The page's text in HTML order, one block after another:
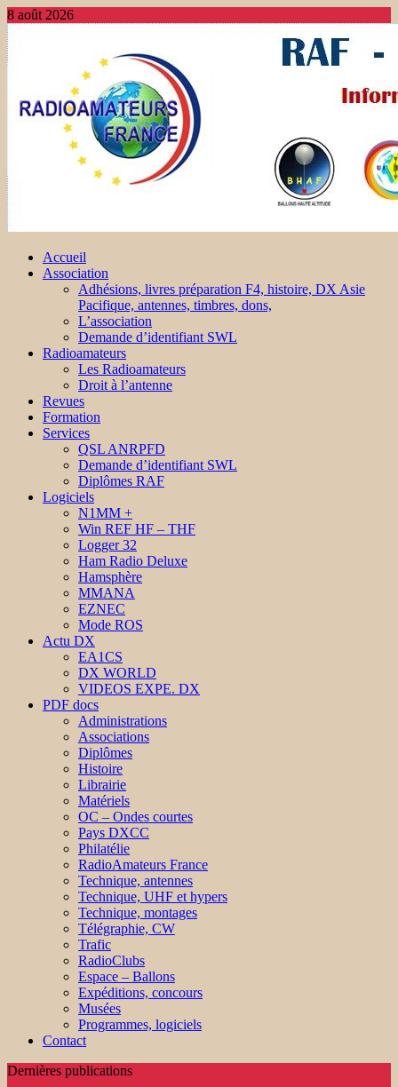
8 août 2026
Accueil
Association
Adhésions, livres préparation F4, histoire, DX Asie
Pacifique, antennes, timbres, dons,
L’association
Demande d’identifiant SWL
Radioamateurs
Les Radioamateurs
Droit à l’antenne
Revues
Formation
Services
QSL ANRPFD
Demande d’identifiant SWL
Diplômes RAF
Logiciels
N1MM +
Win REF HF – THF
Logger 32
Ham Radio Deluxe
Hamsphère
MMANA
EZNEC
Mode ROS
Actu DX
EA1CS
DX WORLD
VIDEOS EXPE. DX
PDF docs
Administrations
Associations
Diplômes
Histoire
Librairie
Matériels
OC – Ondes courtes
Pays DXCC
Philatélie
RadioAmateurs France
Technique, antennes
Technique, UHF et hypers
Technique, montages
Télégraphie, CW
Trafic
RadioClubs
Espace – Ballons
Expéditions, concours
Musées
Programmes, logiciels
Contact
Dernières publications